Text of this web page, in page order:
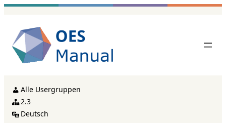
Zum
springen
Alle Usergruppen
2.3
Deutsch